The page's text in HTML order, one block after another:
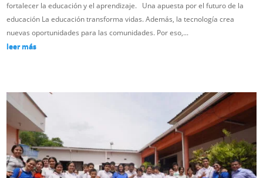
fortalecer la educación y el aprendizaje. Una apuesta por el futuro de la
educación La educación transforma vidas. Además, la tecnología crea
nuevas oportunidades para las comunidades. Por eso,...
leer más